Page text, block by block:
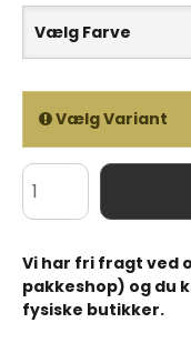
Vælg Farve
Vælg Variant
Vi har fri fragt ved
pakkeshop) og du
fysiske butikker.